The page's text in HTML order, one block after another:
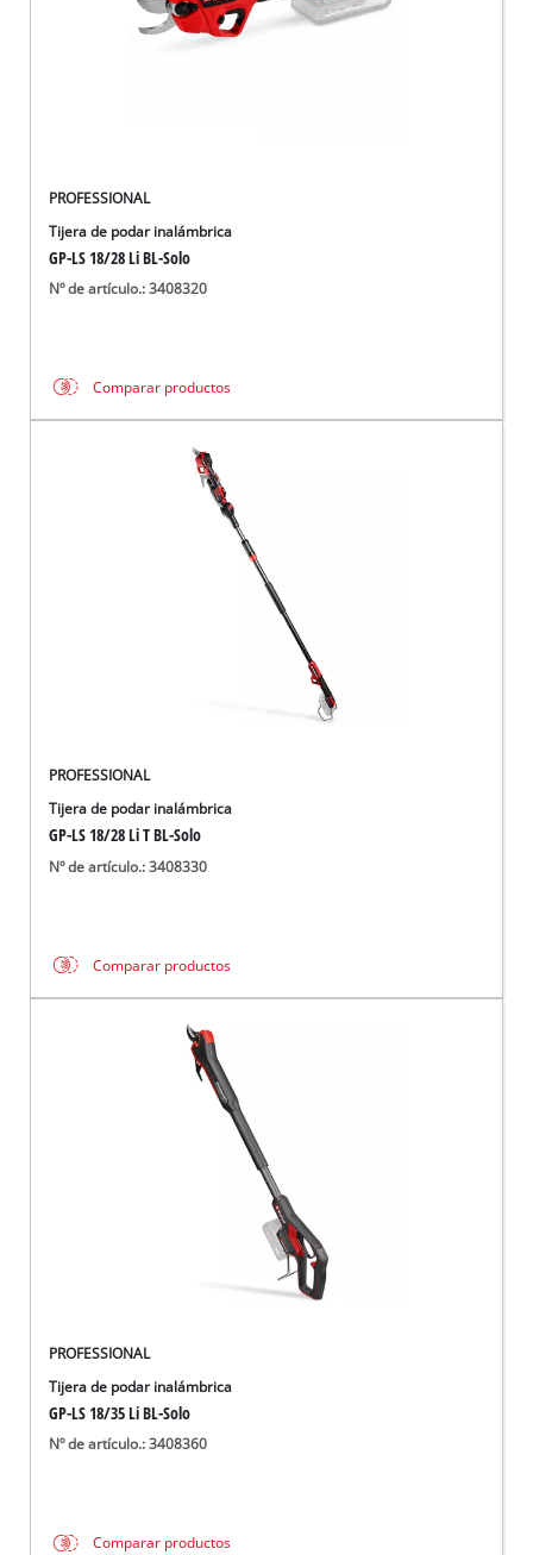
PROFESSIONAL
Tijera de podar inalámbrica
GP-LS 18/28 Li BL-Solo
Nº de artículo.: 3408320
Comparar productos
PROFESSIONAL
Tijera de podar inalámbrica
GP-LS 18/28 Li T BL-Solo
Nº de artículo.: 3408330
Comparar productos
PROFESSIONAL
Tijera de podar inalámbrica
GP-LS 18/35 Li BL-Solo
Nº de artículo.: 3408360
Comparar productos